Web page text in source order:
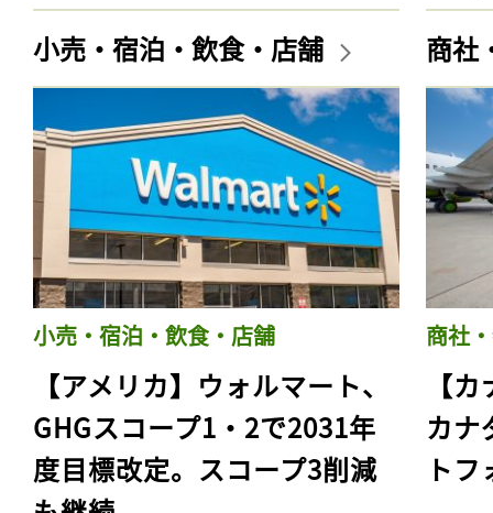
小売・宿泊・飲食・店舗
小売・宿泊・飲食・店舗
【アメリカ】ウォルマート、
GHGスコープ1・2で2031年
度目標改定。スコープ3削減
商社
商社
【
カナ
ト